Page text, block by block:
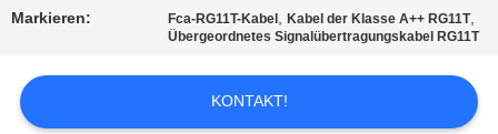
PRIVACY
POLICY
Markieren: Fca-RG11T-Kabel ,Kabel der Klasse A++ RG11T,
Übergeordnetes Signalübertragungskabel RG11T
KONTAKT!